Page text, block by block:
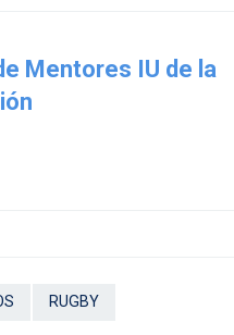
Mentores IU de la
RUGBY